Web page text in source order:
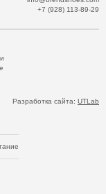
+7 (928) 113-89-29
Разработка сайта: UTLab